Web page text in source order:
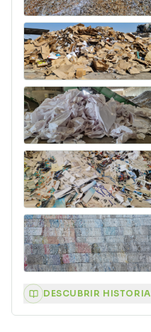
DESCUBRIR HISTORIA